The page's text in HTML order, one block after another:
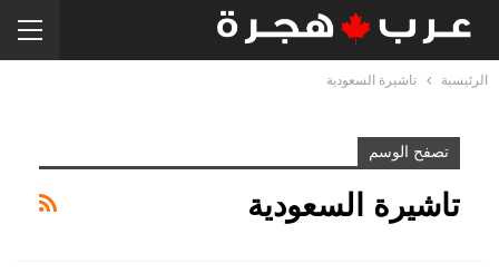
الرئيسية تاشيرة السعودية
تصفح الوسم
تاشيرة السعودية